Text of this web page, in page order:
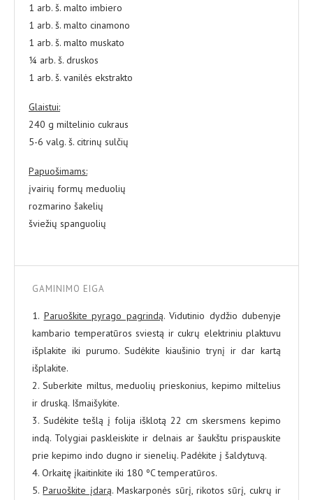
1 arb. š. malto imbiero
1 arb. š. malto cinamono
1 arb. š. malto muskato
¼ arb. š. druskos
1 arb. š. vanilės ekstrakto
Glaistui:
240 g miltelinio cukraus
5-6 valg. š. citrinų sulčių
Papuošimams:
įvairių formų meduolių
rozmarino šakelių
šviežių spanguolių
GAMINIMO EIGA
1. Paruoškite pyrago pagrindą. Vidutinio dydžio dubenyje
kambario temperatūros sviestą ir cukrų elektriniu plaktuvu
išplakite iki purumo. Sudėkite kiaušinio trynį ir dar kartą
išplakite.
2. Suberkite miltus, meduolių prieskonius, kepimo miltelius
ir druską. Išmaišykite.
3. Sudėkite tešlą į folija išklotą 22 cm skersmens kepimo
indą. Tolygiai paskleiskite ir delnais ar šaukštu prispauskite
prie kepimo indo dugno ir sienelių. Padėkite į šaldytuvą.
4. Orkaitę įkaitinkite iki 180 ºC temperatūros.
5.Paruoškite įdarą. Maskarponės sūrį, rikotos sūrį, cukrų ir